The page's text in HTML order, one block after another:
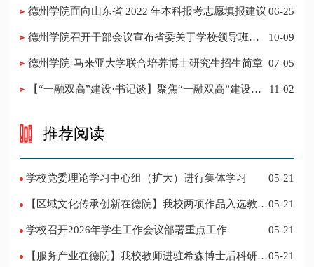
德州学院面向山东省 2022 年本科报考志愿填报建议 06-25
​德州学院召开干部会议宣布省委关于学校领导班子
10-09
德州学院-马来亚大学联合培养博士研究生招生简章 07-05
11-02
推荐阅读
学校党委理论学习中心组（扩大）进行集体学习 05-21
05-21
学校召开2026年学生工作会议部署重点工作 05-21
05-21